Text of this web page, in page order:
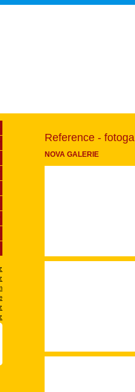
Reference -
NOVA GALERIE